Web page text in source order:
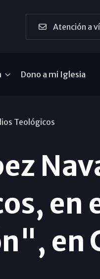
Atención a
Dono a mi Iglesia
Teológicos
en
en